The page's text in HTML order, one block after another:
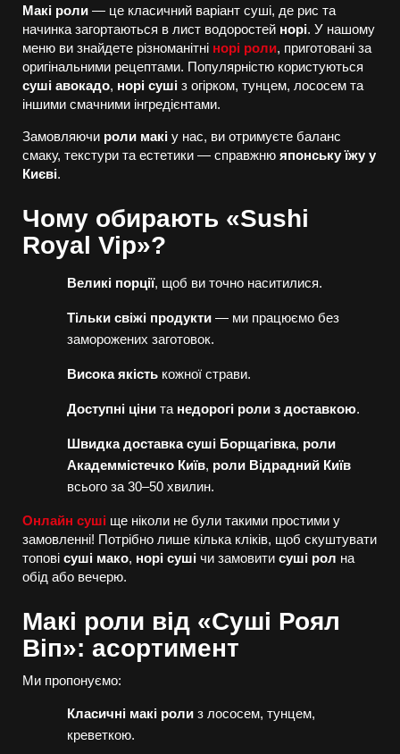
Макі роли — це класичний варіант суші, де рис та
начинка загортаються в лист водоростей норі. У нашому
меню ви знайдете різноманітні норі роли, приготовані за
оригінальними рецептами. Популярністю користуються
суші авокадо, норі суші з огірком, тунцем, лососем та
іншими смачними інгредієнтами.
Замовляючи роли макі у нас, ви отримуєте баланс
смаку, текстури та естетики — справжню японську їжу у
Києві.
Чому обирають «Sushi
Royal Vip»?
Великі порції, щоб ви точно наситилися.
Тільки свіжі продукти — ми працюємо без
заморожених заготовок.
Висока якість кожної страви.
Доступні ціни та недорогі роли з доставкою.
Швидка доставка суші Борщагівка, роли
Академмістечко Київ, роли Відрадний Київ
всього за 30–50 хвилин.
Онлайн суші ще ніколи не були такими простими у
замовленні! Потрібно лише кілька кліків, щоб скуштувати
топові суші мако, норі суші чи замовити суші рол на
обід або вечерю.
Макі роли від «Суші Роял
Віп»: асортимент
Ми пропонуємо:
Класичні макі роли з лососем, тунцем,
креветкою.